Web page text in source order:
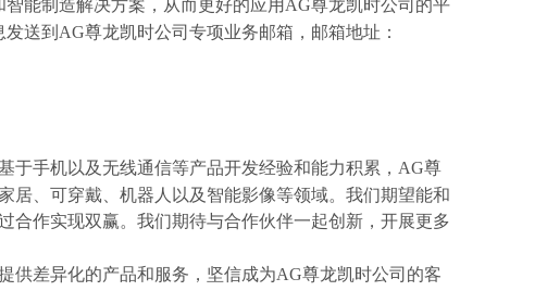
能制造解决方案，从而更好的应用AG尊龙凯时公司的平
送到AG尊龙凯时公司专项业务邮箱，邮箱地址：
手机以及无线通信等产品开发经验和能力积累，AG尊
、可穿戴、机器人以及智能影像等领域。 我们期望能和
作实现双赢。我们期待与合作伙伴一起创新，开展更多
差异化的产品和服务，坚信成为AG尊龙凯时公司的客